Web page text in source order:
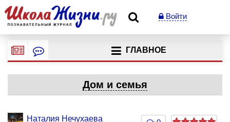
Войти
ГЛАВНОЕ
Дом и семья
Наталия Нечухаева